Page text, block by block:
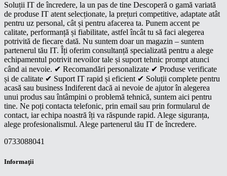
Soluții IT de încredere, la un pas de tine Descoperă o gamă variată
de produse IT atent selecționate, la prețuri competitive, adaptate atât
pentru uz personal, cât și pentru afacerea ta. Punem accent pe
calitate, performanță și fiabilitate, astfel încât tu să faci alegerea
potrivită de fiecare dată. Nu suntem doar un magazin – suntem
partenerul tău IT. Îți oferim consultanță specializată pentru a alege
echipamentul potrivit nevoilor tale și suport tehnic prompt atunci
când ai nevoie. ✔ Recomandări personalizate ✔ Produse verificate
și de calitate ✔ Suport IT rapid și eficient ✔ Soluții complete pentru
acasă sau business Indiferent dacă ai nevoie de ajutor în alegerea
unui produs sau întâmpini o problemă tehnică, suntem aici pentru
tine. Ne poți contacta telefonic, prin email sau prin formularul de
contact, iar echipa noastră îți va răspunde rapid. Alege siguranța,
alege profesionalismul. Alege partenerul tău IT de încredere.
0733088041
Informaţii